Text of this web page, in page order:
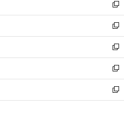
く
で
開
く
ド
ウ
で
開
く
ィ
ン
ド
ウ
で
開
く
い
ウ
ィ
ン
ド
ウ
で
開
く
新
し
い
ウ
ィ
ン
ド
ウ
で
開
新
し
い
ウ
ィ
ン
ド
ウ
新
し
い
ウ
ィ
ン
新
し
い
ウ
新
し